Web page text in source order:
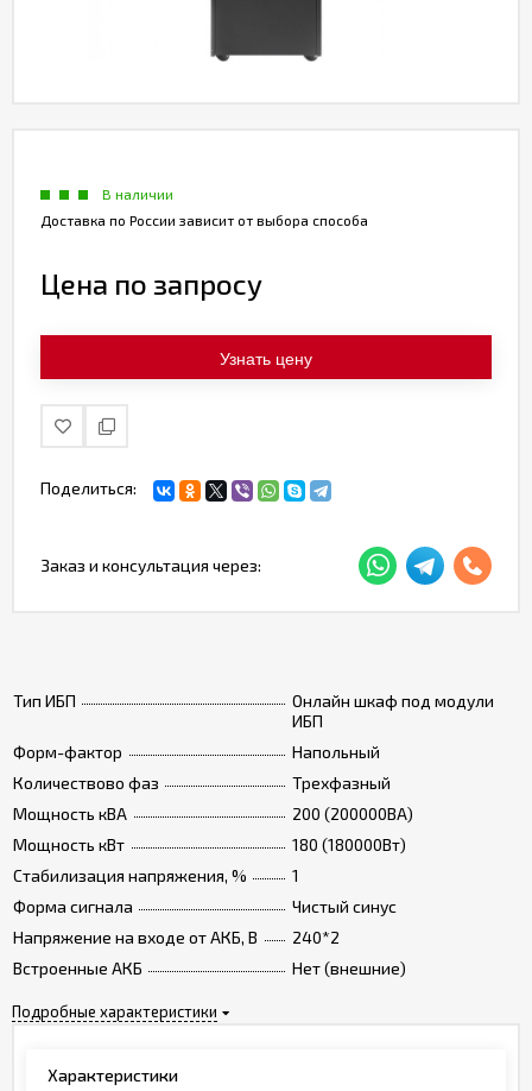
Тип ИБП
Онлайн шкаф под модули
ИБП
Форм-фактор
Напольный
Количествово фаз
Трехфазный
Мощность кВА
200 (200000ВА)
Мощность кВт
180 (180000Вт)
Стабилизация напряжения, %
1
Форма сигнала
Чистый синус
Напряжение на входе от АКБ, В
240*2
Встроенные АКБ
Нет (внешние)
Подробные характеристики
В наличии
Доставка по России зависит от выбора способа
Цена по запросу
Узнать цену
Поделиться:
Заказ и консультация через:
Характеристики